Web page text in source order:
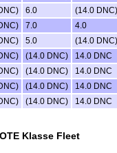
6.0 (14.0 DNC)
7.0 4.0
5.0 (14.0 DNC)
(14.0 DNC) 14.0 DNC
(14.0 DNC) 14.0 DNC
(14.0 DNC) 14.0 DNC
(14.0 DNC) 14.0 DNC
Klasse Fleet